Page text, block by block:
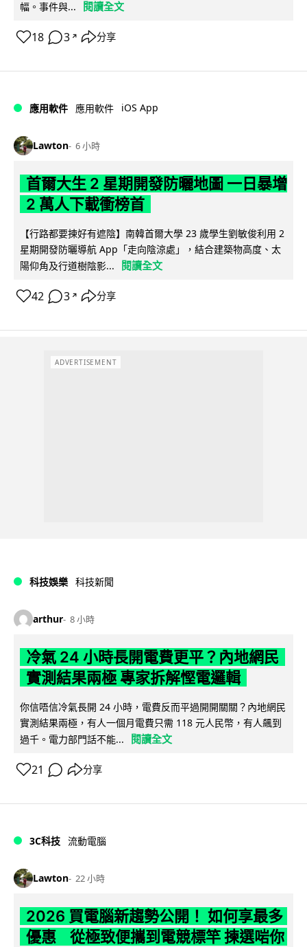
幅。事件與... 閱讀全文
18 3 ↗ 分享
應用軟件 應用軟件 iOS App
Lawton 6 小時
首爾大生 2 星期開發防曬地圖 一日暴增
2 萬人下載衝榜首
【行路都要揀好有遮陰】南韓首爾大學 23 歲學生劉敏俊利用 2
星期開發防曬導航 App「走向陰涼處」，結合建築物高度、太
陽仰角及行道樹陰影...
閱讀全文
42 3 ↗ 分享
ADVERTISEMENT
科技娛樂 科技新聞
arthur 8 小時
冷氣 24 小時長開電費更平？內地網民
實測結果兩極 專家拆解慳電邏輯
你信唔信冷氣長開 24 小時，電費反而平過開開關關？內地網民
實測結果兩極，有人一個月電費只需 118 元人民幣，有人飆到
過千。電力部門話不能...
閱讀全文
21 分享
3C科技 流動電腦
Lawton 22 小時
2026 買電腦新趨勢公開！ 如何享最多
優惠 從極致便攜到電競標竿 揀選啱你